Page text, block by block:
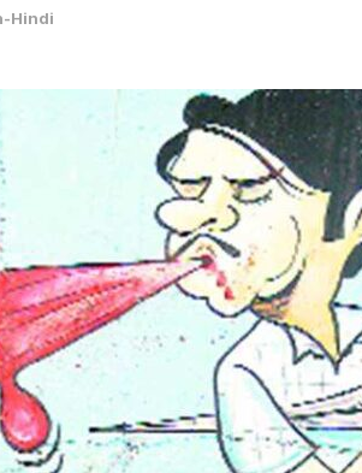
Hindi